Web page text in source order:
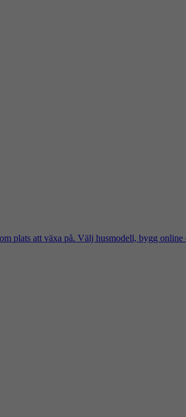
plats att växa på. Välj husmodell, bygg online